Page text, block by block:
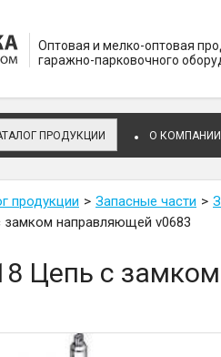
Оптовая и мелко-оптовая
гаражно-парковочного
ПРОДУКЦИИ О КОМПАНИИ
продукции Запасные части
замком направляющей v0683
Цепь с